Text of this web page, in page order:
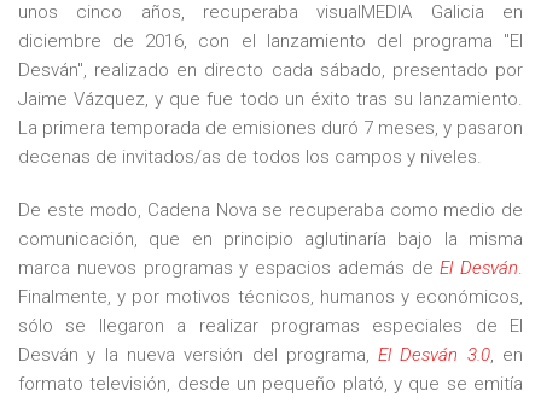
unos cinco años, recuperaba visualMEDIA Galicia en
diciembre de 2016, con el lanzamiento del programa "El
Desván", realizado en directo cada sábado, presentado por
Jaime Vázquez, y que fue todo un éxito tras su lanzamiento.
La primera temporada de emisiones duró 7 meses, y pasaron
decenas de invitados/as de todos los campos y niveles.
De este modo, Cadena Nova se recuperaba como medio de
comunicación, que en principio aglutinaría bajo la misma
marca nuevos programas y espacios además deEl Desván.
Finalmente, y por motivos técnicos, humanos y económicos,
sólo se llegaron a realizar programas especiales de El
Desván y la nueva versión del programa,El Desván 3.0, en
formato televisión, desde un pequeño plató, y que se emitía